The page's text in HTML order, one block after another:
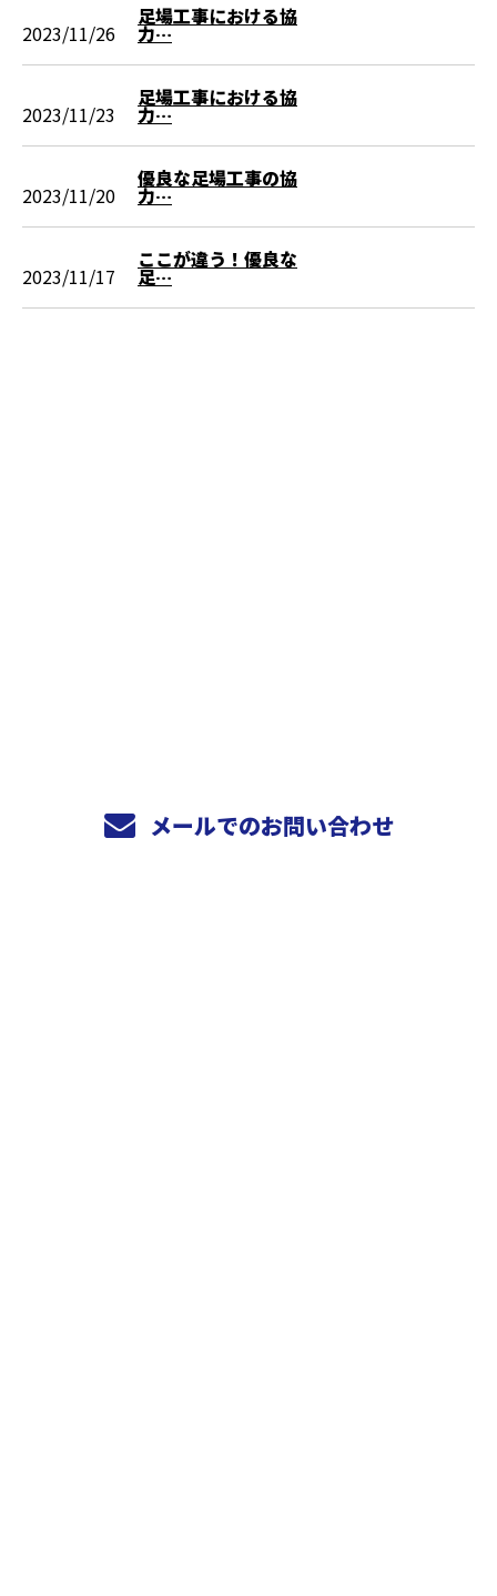
2023/11/26
足場工事における協
力…
2023/11/23
足場工事における協
力…
2023/11/20
優良な足場工事の協
力…
2023/11/17
ここが違う！優良な
足…
メールでのお問い合わせ